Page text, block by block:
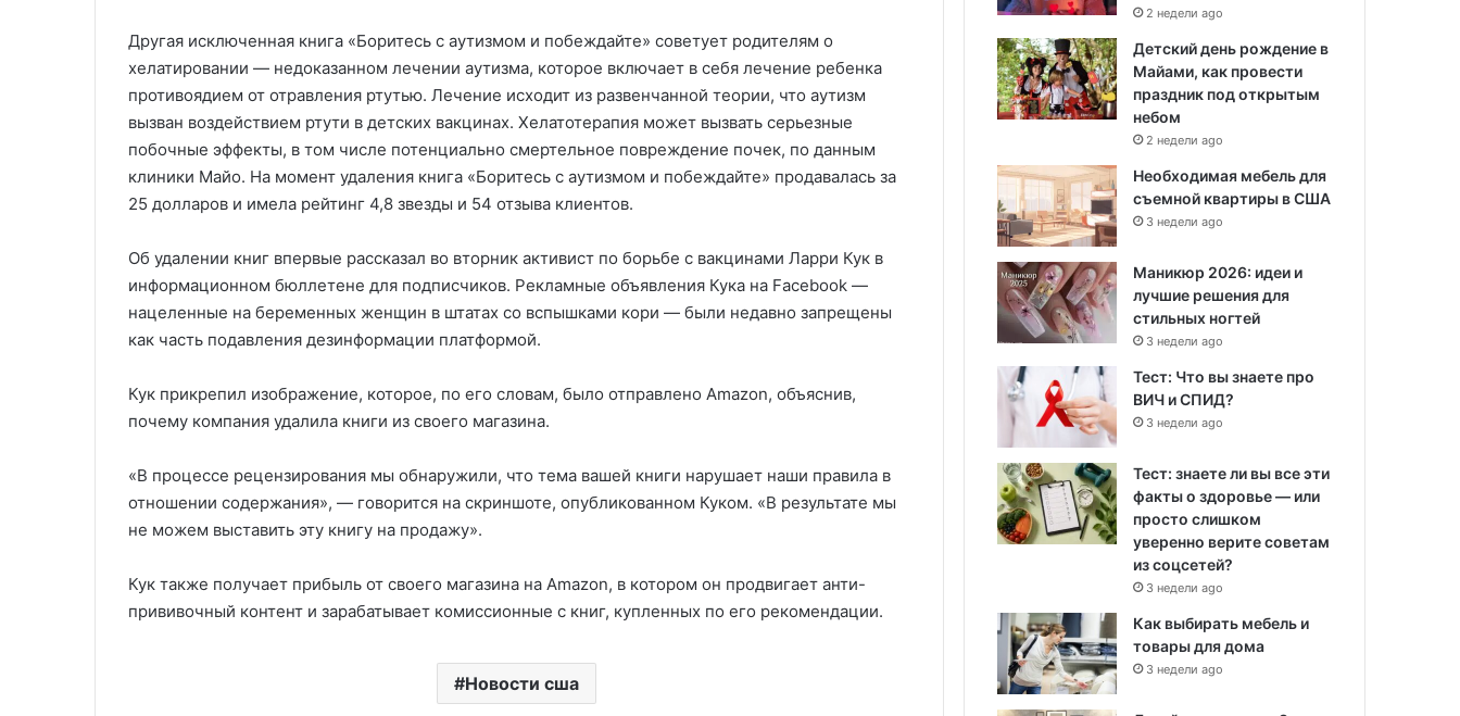
Другая исключенная книга «Боритесь с аутизмом и побеждайте» советует родителям о
хелатировании — недоказанном лечении аутизма, которое включает в себя лечение ребенка
противоядием от отравления ртутью. Лечение исходит из развенчанной теории, что аутизм
вызван воздействием ртути в детских вакцинах. Хелатотерапия может вызвать серьезные
побочные эффекты, в том числе потенциально смертельное повреждение почек, по данным
клиники Майо. На момент удаления книга «Боритесь с аутизмом и побеждайте» продавалась за
25 долларов и имела рейтинг 4,8 звезды и 54 отзыва клиентов.
Об удалении книг впервые рассказал во вторник активист по борьбе с вакцинами Ларри Кук в
информационном бюллетене для подписчиков. Рекламные объявления Кука на Facebook —
нацеленные на беременных женщин в штатах со вспышками кори — были недавно запрещены
как часть подавления дезинформации платформой.
Кук прикрепил изображение, которое, по его словам, было отправлено Amazon, объяснив,
почему компания удалила книги из своего магазина.
«В процессе рецензирования мы обнаружили, что тема вашей книги нарушает наши правила в
отношении содержания», — говорится на скриншоте, опубликованном Куком. «В результате мы
не можем выставить эту книгу на продажу».
Кук также получает прибыль от своего магазина на Amazon, в котором он продвигает анти-
прививочный контент и зарабатывает комиссионные с книг, купленных по его рекомендации.
Новости сша
2 недели ago
Детский день рождение в
Майами, как провести
праздник под открытым
небом
2 недели ago
Необходимая мебель для
съемной квартиры в США
3 недели ago
Маникюр 2026: идеи и
лучшие решения для
стильных ногтей
3 недели ago
Тест: Что вы знаете про
ВИЧ и СПИД?
3 недели ago
Тест: знаете ли вы все эти
факты о здоровье — или
просто слишком
уверенно верите советам
из соцсетей?
3 недели ago
Как выбирать мебель и
товары для дома
3 недели ago